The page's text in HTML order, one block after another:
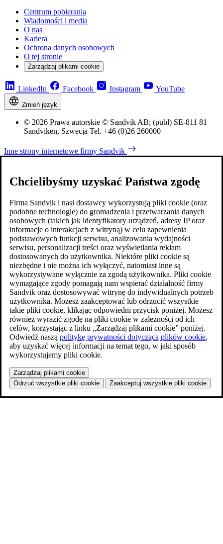
Centrum pobierania
Wiadomości i media
O nas
Kariera
Ochrona danych osobowych
O tej stronie
Zarządzaj plikami cookie
LinkedIn Facebook Instagram YouTube
Zmień język
© 2026 Prawa autorskie © Sandvik AB; (publ) SE-811 81
Sandviken, Szwecja Tel. +46 (0)26 260000
Inne strony internetowe firmy Sandvik
Chcielibyśmy uzyskać Państwa zgodę
Firma Sandvik i nasi dostawcy wykorzystują pliki cookie (oraz
podobne technologie) do gromadzenia i przetwarzania danych
osobowych (takich jak identyfikatory urządzeń, adresy IP oraz
informacje o interakcjach z witryną) w celu zapewnienia
podstawowych funkcji serwisu, analizowania wydajności
serwisu, personalizacji treści oraz wyświetlania reklam
dostosowanych do użytkownika. Niektóre pliki cookie są
niezbędne i nie można ich wyłączyć, natomiast inne są
wykorzystywane wyłącznie za zgodą użytkownika. Pliki cookie
wymagające zgody pomagają nam wspierać działalność firmy
Sandvik oraz dostosowywać witrynę do indywidualnych potrzeb
użytkownika. Możesz zaakceptować lub odrzucić wszystkie
takie pliki cookie, klikając odpowiedni przycisk poniżej. Możesz
również wyrazić zgodę na pliki cookie w zależności od ich
celów, korzystając z linku „Zarządzaj plikami cookie” poniżej.
Odwiedź naszą politykę prywatności dotyczącą plików cookie,
aby uzyskać więcej informacji na temat tego, w jaki sposób
wykorzystujemy pliki cookie.
Zarządzaj plikami cookie
Odrzuć wszystkie pliki cookie
Zaakceptuj wszystkie pliki cookie